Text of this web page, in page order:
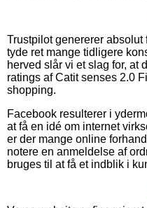
Trustpilot genererer
tyde ret mange tidligere
herved slår vi et slag for, at
ratings af Catit senses 2.0
shopping.
Facebook resulterer i
at få en idé om internet
er der mange online
notere en anmeldelse af
bruges til at få et indblik i